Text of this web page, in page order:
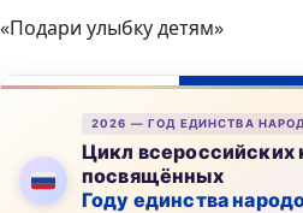
«Подари улыбку детям»
2026 — ГОД ЕДИНСТВА
Цикл всероссийских
посвящённых
Году единства